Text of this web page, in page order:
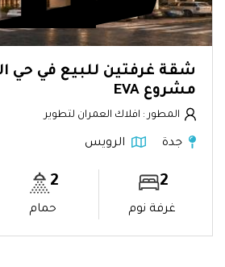
شقة غرفتين للبيع في حي
مشروع EVA
المطور : افلاك العمران لتطوير
جدة الرويس
2
غرفة نوم
2
حمام